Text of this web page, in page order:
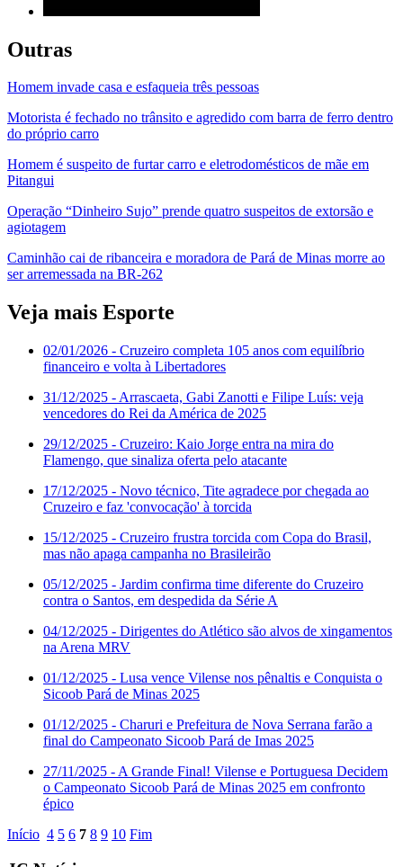
Outras
Homem invade casa e esfaqueia três pessoas
Motorista é fechado no trânsito e agredido com barra de ferro dentro
do próprio carro
Homem é suspeito de furtar carro e eletrodomésticos de mãe em
Pitangui
Operação “Dinheiro Sujo” prende quatro suspeitos de extorsão e
agiotagem
Caminhão cai de ribanceira e moradora de Pará de Minas morre ao
ser arremessada na BR-262
Veja mais Esporte
02/01/2026 - Cruzeiro completa 105 anos com equilíbrio
financeiro e volta à Libertadores
31/12/2025 - Arrascaeta, Gabi Zanotti e Filipe Luís: veja
vencedores do Rei da América de 2025
29/12/2025 - Cruzeiro: Kaio Jorge entra na mira do
Flamengo, que sinaliza oferta pelo atacante
17/12/2025 - Novo técnico, Tite agradece por chegada ao
Cruzeiro e faz 'convocação' à torcida
15/12/2025 - Cruzeiro frustra torcida com Copa do Brasil,
mas não apaga campanha no Brasileirão
05/12/2025 - Jardim confirma time diferente do Cruzeiro
contra o Santos, em despedida da Série A
04/12/2025 - Dirigentes do Atlético são alvos de xingamentos
na Arena MRV
01/12/2025 - Lusa vence Vilense nos pênaltis e Conquista o
Sicoob Pará de Minas 2025
01/12/2025 - Charuri e Prefeitura de Nova Serrana farão a
final do Campeonato Sicoob Pará de Imas 2025
27/11/2025 - A Grande Final! Vilense e Portuguesa Decidem
o Campeonato Sicoob Pará de Minas 2025 em confronto
épico
Início 4 5 6 7 8 9 10 Fim